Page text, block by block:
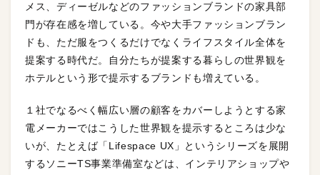
メス、ディーゼルなどのファッションブランドの家具部
門が存在感を増している。今や大手ファッションブラン
ドも、ただ服をつくるだけでなくライフスタイル全体を
提案する時代だ。自分たちが提案する暮らしの世界観を
ホテルという形で提示するブランドも増えている。
１社でなるべく幅広い層の顧客をカバーしようとする家
電メーカーではこうした世界観を提示するところは少な
いが、たとえば「Lifespace UX」というシリーズを展開
するソニーTS事業準備室などは、インテリアショップや